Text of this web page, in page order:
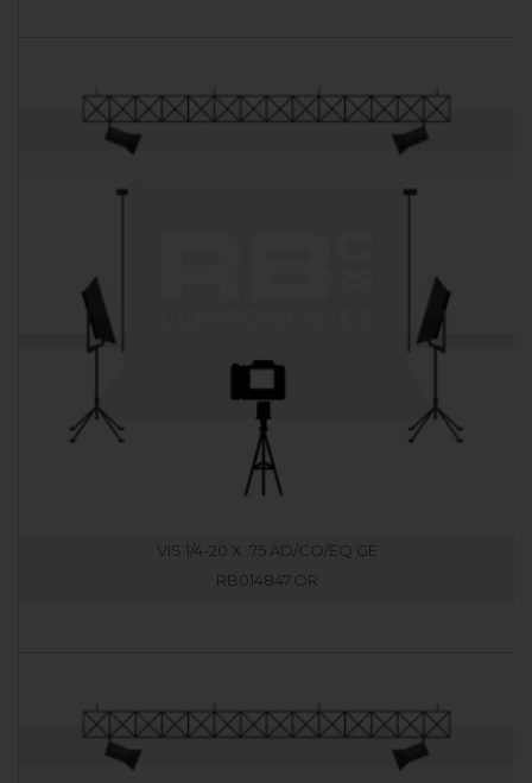
VIS 1/4-20 X .75 AD/CO/EQ GE
RB014847.OR